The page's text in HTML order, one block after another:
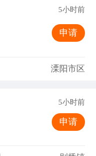
5小时前
申请
溧阳市区
5小时前
申请